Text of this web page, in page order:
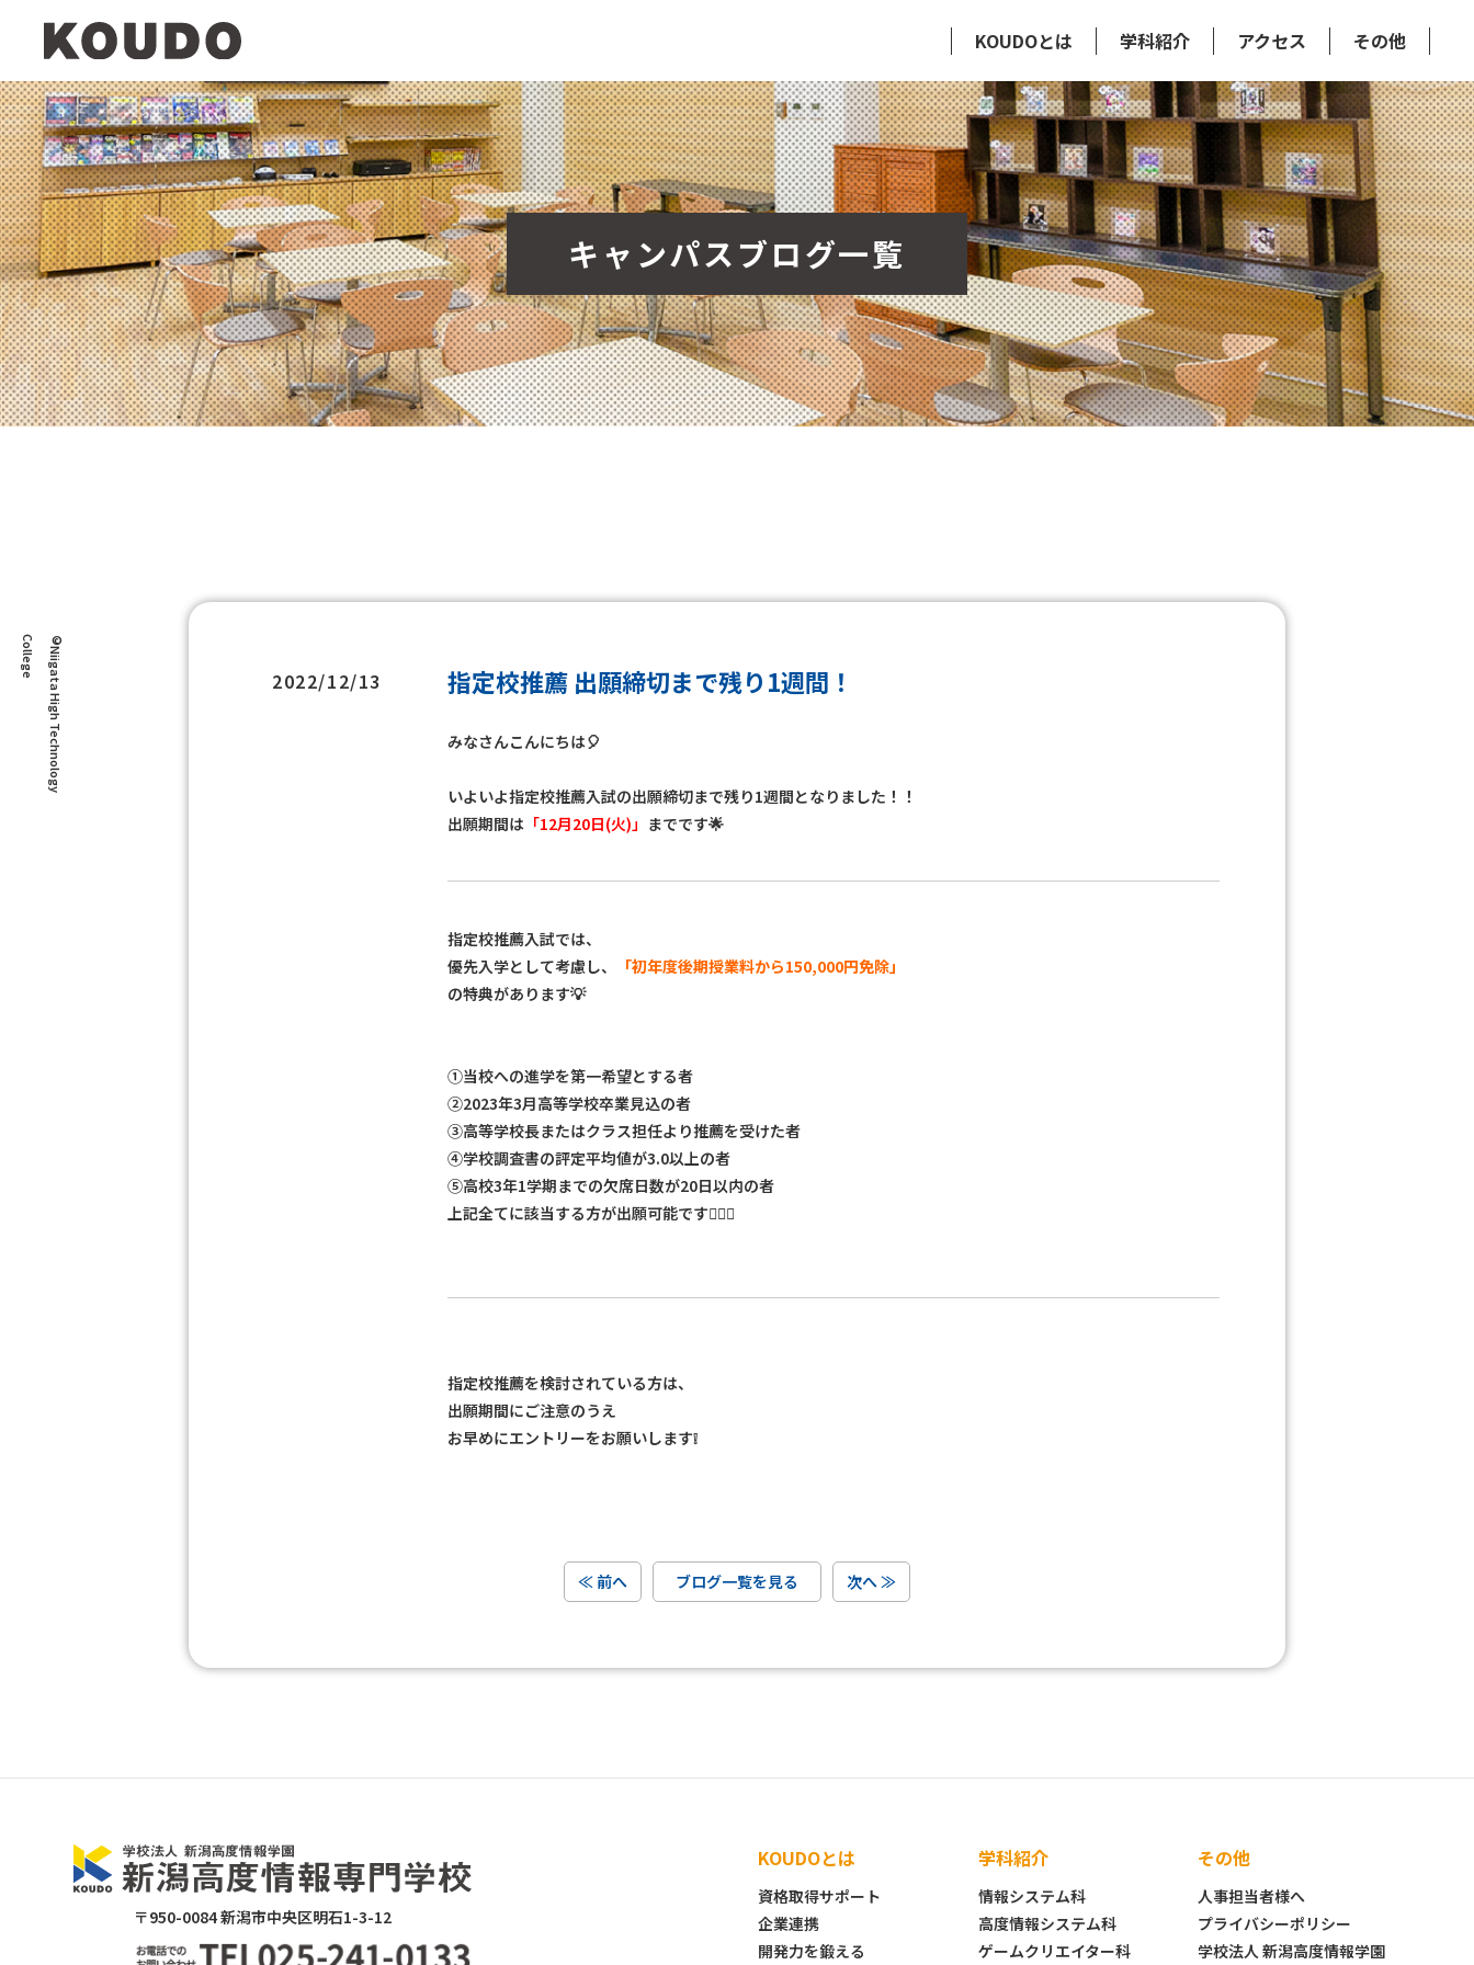
KOUDOとは 学科紹介 アクセス その他
キャンパスブログ一覧
2022/12/13 指定校推薦 出願締切まで残り1週間！
みなさんこんにちは🎈
いよいよ指定校推薦入試の出願締切まで残り1週間となりました！！
出願期間は 「12月20日(火)」 までです🌟
指定校推薦入試では、
優先入学として考慮し、
「初年度後期授業料から150,000円免除」
の特典があります💡
①当校への進学を第一希望とする者
②2023年3月高等学校卒業見込の者
③高等学校長またはクラス担任より推薦を受けた者
④学校調査書の評定平均値が3.0以上の者
⑤高校3年1学期までの欠席日数が20日以内の者
上記全てに該当する方が出願可能です🙋🏻‍♀️
指定校推薦を検討されている方は、
出願期間にご注意のうえ
お早めにエントリーをお願いします❕
≪ 前へ ブログ一覧を見る 次へ ≫
〒950-0084 新潟市中央区明石1-3-12
©
N
i
i
g
a
t
a
H
i
g
h
T
e
c
h
n
o
l
o
g
y
C
o
l
l
e
g
e
KOUDOとは
資格取得サポート
企業連携
開発力を鍛える
学科紹介
情報システム科
高度情報システム科
ゲームクリエイター科
その他
人事担当者様へ
プライバシーポリシー
学校法人 新潟高度情報学園